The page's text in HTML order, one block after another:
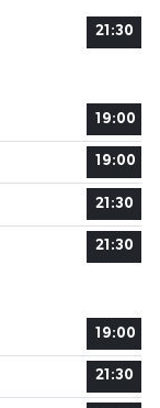
21:30
19:00
19:00
21:30
21:30
19:00
21:30